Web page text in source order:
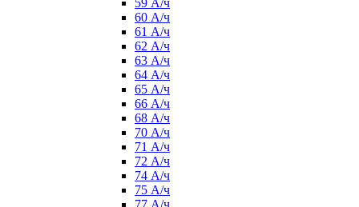
59 А/ч
60 А/ч
61 А/ч
62 А/ч
63 А/ч
64 А/ч
65 А/ч
66 А/ч
68 А/ч
70 А/ч
71 А/ч
72 А/ч
74 А/ч
75 А/ч